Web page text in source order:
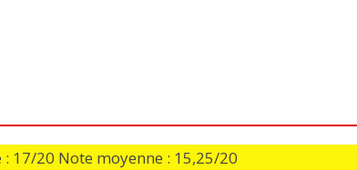
17/20 Note moyenne : 15,25/20